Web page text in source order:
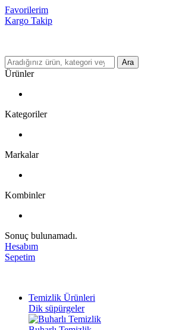
Favorilerim
Kargo Takip
Ara
Ürünler
Kategoriler
Markalar
Kombinler
Sonuç bulunamadı.
Hesabım
Sepetim
Temizlik Ürünleri
Dik süpürgeler